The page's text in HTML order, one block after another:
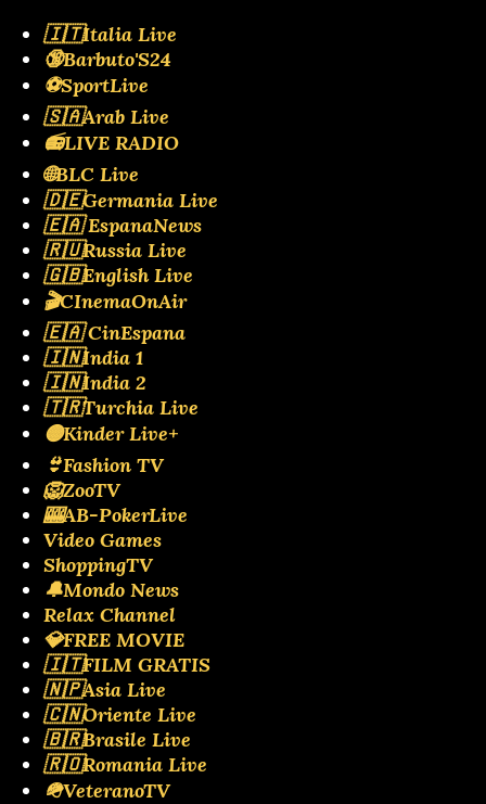
🇮🇹Italia Live
🔞Barbuto'S24
⚽SportLive
🇸🇦Arab Live
📻LIVE RADIO
🌐BLC Live
🇩🇪Germania Live
🇪🇦 EspanaNews
🇷🇺Russia Live
🇬🇧English Live
🎬CInemaOnAir
🇪🇦 CinEspana
🇮🇳India 1
🇮🇳India 2
🇹🇷Turchia Live
🟡Kinder Live+
👙Fashion TV
🦁ZooTV
🎰AB-PokerLive
Video Games
ShoppingTV
🔔Mondo News
Relax Channel
💎FREE MOVIE
🇮🇹FILM GRATIS
🇳🇵Asia Live
🇨🇳Oriente Live
🇧🇷Brasile Live
🇷🇴Romania Live
🪖VeteranoTV